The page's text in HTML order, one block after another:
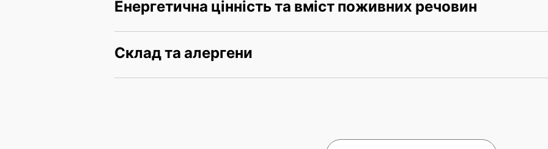
Енергетична цінність та вміст поживних речовин
Склад та алергени